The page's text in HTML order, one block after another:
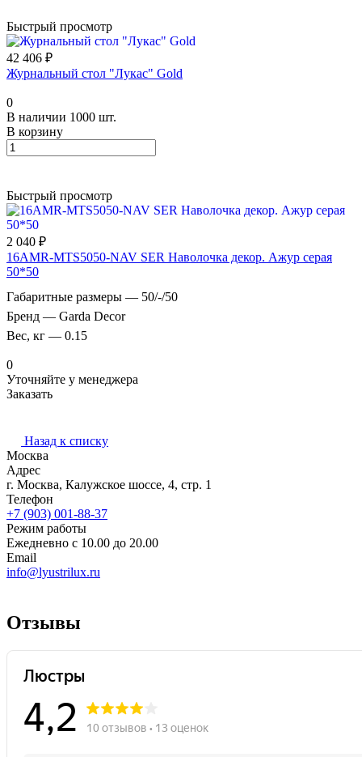
Быстрый просмотр
42 406 ₽
Журнальный стол "Лукас" Gold
0
В наличии 1000 шт.
В корзину
Быстрый просмотр
2 040 ₽
16AMR-MTS5050-NAV SER Наволочка декор. Ажур серая
50*50
Габаритные размеры — 50/-/50
Бренд — Garda Decor
Вес, кг — 0.15
0
Уточняйте у менеджера
Заказать
Назад к списку
Москва
Адрес
г. Москва, Калужское шоссе, 4, стр. 1
Телефон
+7 (903) 001-88-37
Режим работы
Ежедневно с 10.00 до 20.00
Email
info@lyustrilux.ru
Отзывы